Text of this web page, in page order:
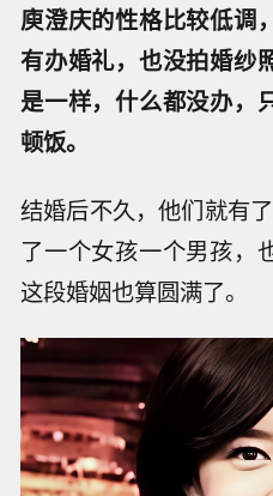
庾澄庆的性格比较低调
有办婚礼，也没拍婚纱
是一样，什么都没办，
顿饭。
结婚后不久，他们就有
了一个女孩一个男孩，
这段婚姻也算圆满了。